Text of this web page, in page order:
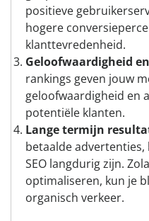
positieve
hogere
klanttevredenheid.
Geloofwaardigheid
rankings geven jouw
geloofwaardigheid en
potentiële klanten.
Lange termijn
betaalde
SEO langdurig zijn.
optimaliseren, kun je
organisch verkeer.